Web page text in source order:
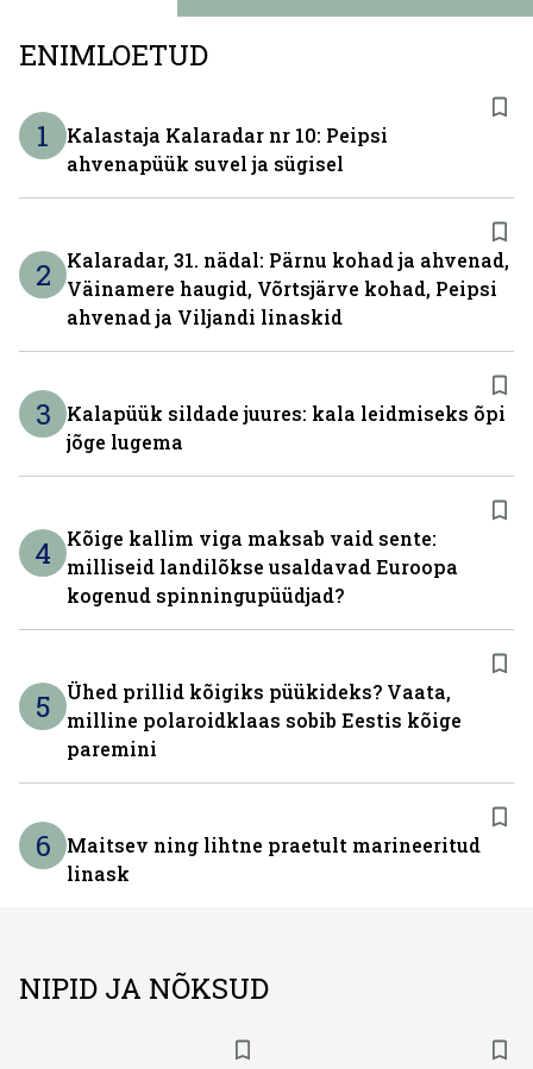
ENIMLOETUD
1
Kalastaja Kalaradar nr 10: Peipsi
ahvenapüük suvel ja sügisel
2
Kalaradar, 31. nädal: Pärnu kohad ja ahvenad,
Väinamere haugid, Võrtsjärve kohad, Peipsi
ahvenad ja Viljandi linaskid
3
Kalapüük sildade juures: kala leidmiseks õpi
jõge lugema
4
Kõige kallim viga maksab vaid sente:
milliseid landilõkse usaldavad Euroopa
kogenud spinningupüüdjad?
5
Ühed prillid kõigiks püükideks? Vaata,
milline polaroidklaas sobib Eestis kõige
paremini
6
Maitsev ning lihtne praetult marineeritud
linask
NIPID JA NÕKSUD